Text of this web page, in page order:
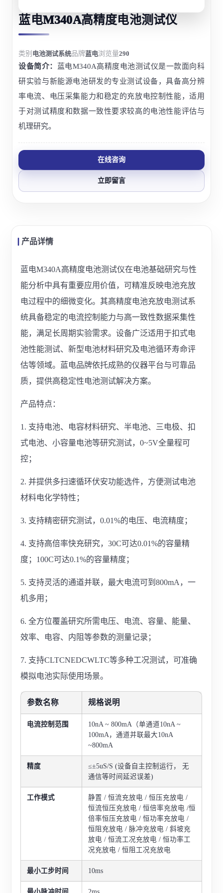
蓝电M340A高精度电池测试仪
类别 电池测试系统品牌蓝电浏览量290
设备简介： 蓝电M340A高精度电池测试仪是一款面向科
研实验与新能源电池研发的专业测试设备，具备高分辨
率电流、电压采集能力和稳定的充放电控制性能，适用
于对测试精度和数据一致性要求较高的电池性能评估与
机理研究。
在线咨询
立即留言
产品详情
蓝电M340A高精度电池测试仪在电池基础研究与性
能分析中具有重要应用价值，可精准反映电池充放
电过程中的细微变化。其高精度电池充放电测试系
统具备稳定的电流控制能力与高一致性数据采集性
能，满足长周期实验需求。设备广泛适用于扣式电
池性能测试、新型电池材料研究及电池循环寿命评
估等领域。蓝电品牌依托成熟的仪器平台与可靠品
质，提供高稳定性电池测试解决方案。
产品特点：
1. 支持电池、电容材料研究、半电池、三电极、扣
式电池、小容量电池等研究测试，0~5V全量程可
控；
2. 并提供多扫速循环伏安功能选件，方便测试电池
材料电化学特性；
3. 支持精密研究测试，0.01%的电压、电流精度；
4. 支持高倍率快充研究，30C可达0.01%的容量精
度；100C可达0.1%的容量精度；
5. 支持灵活的通道并联，最大电流可到800mA，一
机多用；
6. 全方位覆盖研究所需电压、电流、容量、能量、
效率、电容、内阻等参数的测量记录；
7. 支持CLTCNEDCWLTC等多种工况测试，可准确
模拟电池实际使用场景。
参数名称 规格说明
电流控制范围
10nA ~ 800mA（单通道10nA ~
100mA，通道并联最大10nA
~800mA
精度
≤±5uS/S (设备自主控制运行， 无
通信等时间延迟误差)
工作模式
静置 / 恒流充放电 / 恒压充放电 /
恒流恒压充放电 / 恒倍率充放电 /恒
倍率恒压充放电 / 恒功率充放电 /
恒阻充放电 / 脉冲充放电 / 斜坡充
放电 / 恒流工况充放电 / 恒功率工
况充放电 / 恒阻工况充放电
最小工步时间 10ms